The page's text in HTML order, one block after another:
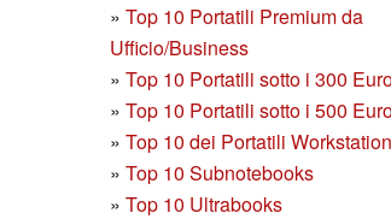
» Top 10 Portatili Premium da
Ufficio/Business
» Top 10 Portatili sotto i 300
» Top 10 Portatili sotto i 500
» Top 10 dei Portatili Workstation
» Top 10 Subnotebooks
» Top 10 Ultrabooks